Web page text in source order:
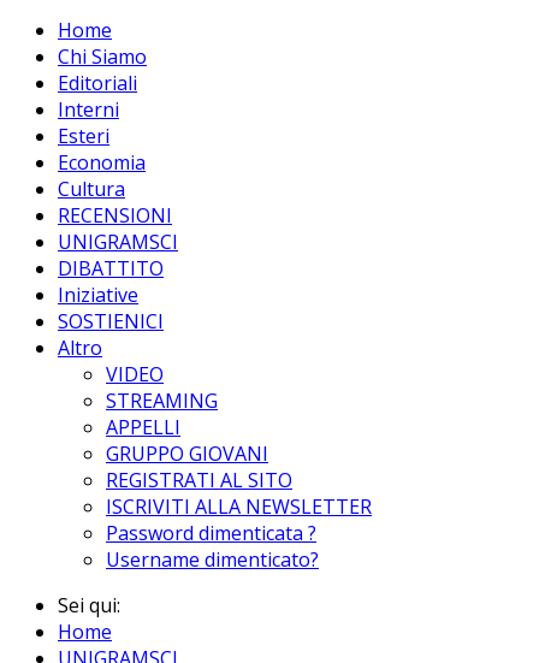
Home
Chi Siamo
Editoriali
Interni
Esteri
Economia
Cultura
RECENSIONI
UNIGRAMSCI
DIBATTITO
Iniziative
SOSTIENICI
Altro
VIDEO
STREAMING
APPELLI
GRUPPO GIOVANI
REGISTRATI AL SITO
ISCRIVITI ALLA NEWSLETTER
Password dimenticata ?
Username dimenticato?
Sei qui:
Home